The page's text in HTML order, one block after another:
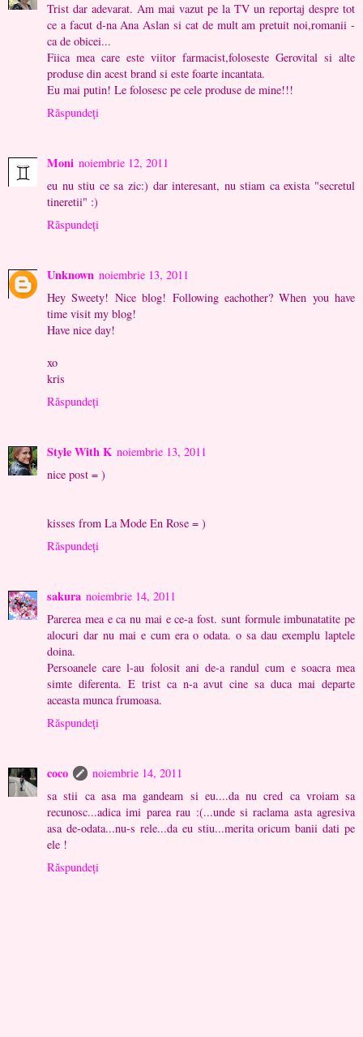
Trist dar adevarat. Am mai vazut pe la TV un reportaj despre tot
ce a facut d-na Ana Aslan si cat de mult am pretuit noi,romanii -
ca de obicei...
Fiica mea care este viitor farmacist,foloseste Gerovital si alte
produse din acest brand si este foarte incantata.
Eu mai putin! Le folosesc pe cele produse de mine!!!
Răspundeți
Moni noiembrie 12, 2011
eu nu stiu ce sa zic:) dar interesant, nu stiam ca exista "secretul
tineretii" :)
Răspundeți
Unknown noiembrie 13, 2011
Hey Sweety! Nice blog! Following eachother? When you have
time visit my blog!
Have nice day!
xo
kris
Răspundeți
Style With K noiembrie 13, 2011
nice post = )
kisses from La Mode En Rose = )
Răspundeți
sakura noiembrie 14, 2011
Parerea mea e ca nu mai e ce-a fost. sunt formule imbunatatite pe
alocuri dar nu mai e cum era o odata. o sa dau exemplu laptele
doina.
Persoanele care l-au folosit ani de-a randul cum e soacra mea
simte diferenta. E trist ca n-a avut cine sa duca mai departe
aceasta munca frumoasa.
Răspundeți
coco
noiembrie 14, 2011
sa stii ca asa ma gandeam si eu....da nu cred ca vroiam sa
recunosc...adica imi parea rau :(...unde si raclama asta agresiva
asa de-odata...nu-s rele...da eu stiu...merita oricum banii dati pe
ele !
Răspundeți